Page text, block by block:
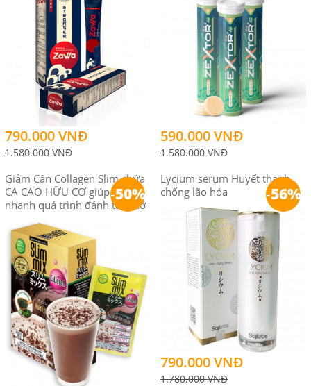
790.000 VNĐ
1.580.000 VNĐ
590.000 VNĐ
1.580.000 VNĐ
Giảm Cân Collagen Slim chứa
CA CAO HỮU CƠ giúp đẩy
nhanh quá trình đánh tan mỡ
-50%
Lycium serum Huyết thanh
chống lão hóa
790.000 VNĐ
1.780.000 VNĐ
-56%